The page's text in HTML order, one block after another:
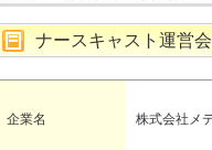
ナースキャスト運営
企業名 株式会社メ